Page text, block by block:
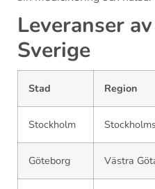
Leveranser
Sverige
Stad Region
Stockholm
Göteborg Västra